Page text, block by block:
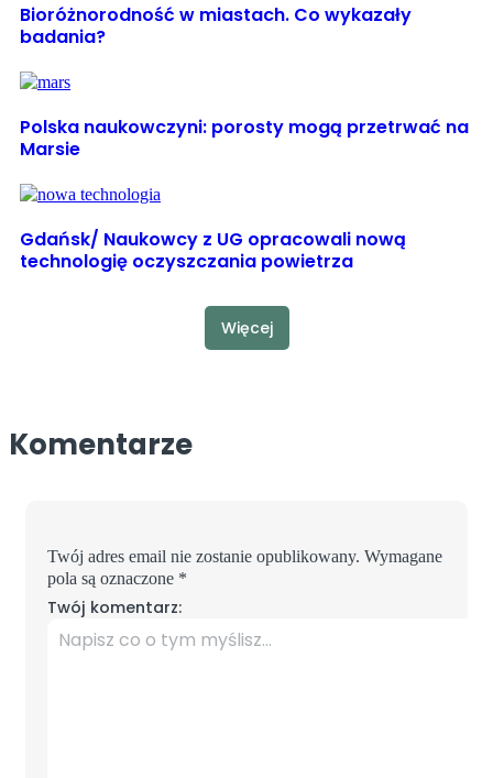
Bioróżnorodność w miastach. Co wykazały
badania?
Polska naukowczyni: porosty mogą przetrwać na
Marsie
Gdańsk/ Naukowcy z UG opracowali nową
technologię oczyszczania powietrza
Więcej
Komentarze
Twój adres email nie zostanie opublikowany. Wymagane
pola są oznaczone *
Twój komentarz: